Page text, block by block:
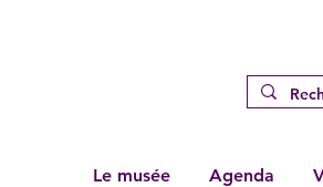
Le musée Agenda